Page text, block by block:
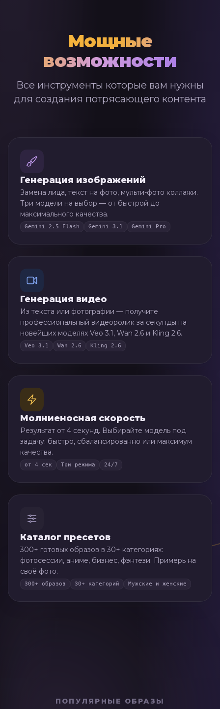
Мощные
возможности
Все инструменты которые вам нужны
для создания потрясающего контента
Генерация изображений
Замена лица, текст на фото, мульти-фото коллажи.
Три модели на выбор — от быстрой до
максимального качества.
Gemini 2.5 Flash Gemini 3.1 Gemini Pro
Генерация видео
Из текста или фотографии — получите
профессиональный видеоролик за секунды на
новейших моделях Veo 3.1, Wan 2.6 и Kling 2.6.
Veo 3.1 Wan 2.6 Kling 2.6
Молниеносная скорость
Результат от 4 секунд. Выбирайте модель под
задачу: быстро, сбалансированно или максимум
качества.
от 4 сек Три режима 24/7
Каталог пресетов
300+ готовых образов в 30+ категориях:
фотосессии, аниме, бизнес, фэнтези. Примерь на
своё фото.
300+ образов 30+ категорий Мужские и женские
ПОПУЛЯРНЫЕ ОБРАЗЫ
Джентльмен